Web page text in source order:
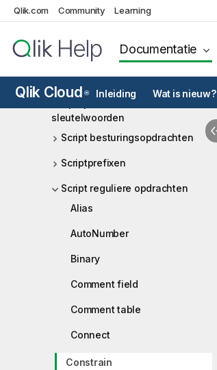
Qlik.com Community Learning
Documentatie
Qlik Cloud ® Inleiding Wat is nieuw?
Analysebronnen in Qlik Cloud
Scriptsyntaxis en diagramfuncties
Overzicht scriptsyntaxis
Scriptopdrachten en
sleutelwoorden
Script besturingsopdrachten
Scriptprefixen
Script reguliere opdrachten
Alias
AutoNumber
Binary
Comment field
Comment table
Connect
Constrain